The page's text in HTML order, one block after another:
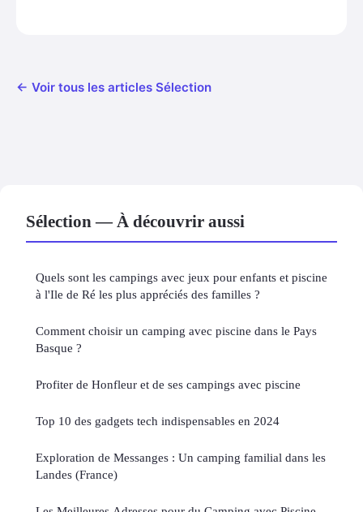
← Voir tous les articles Sélection
Sélection — À découvrir aussi
Quels sont les campings avec jeux pour enfants et piscine
à l'Ile de Ré les plus appréciés des familles ?
Comment choisir un camping avec piscine dans le Pays
Basque ?
Profiter de Honfleur et de ses campings avec piscine
Top 10 des gadgets tech indispensables en 2024
Exploration de Messanges : Un camping familial dans les
Landes (France)